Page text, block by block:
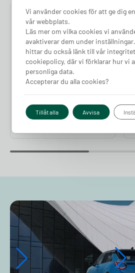
4.76
Laddkabel 5-20m (11kW)
Pris från
Vi använder cookies för att ge dig
vår webbplats.
Läs mer om vilka cookies vi
avaktiverar dem under
hittar du också länk till vår
cookiepolicy, där vi förklarar hur vi
personliga data.
Accepterar du alla cookies?
Tillåt alla Avvisa